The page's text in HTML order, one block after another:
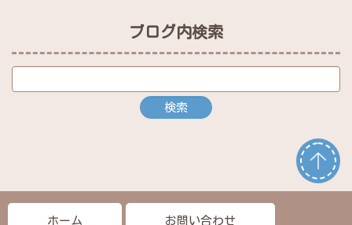
ブログ内検索
ホーム お問い合わせ